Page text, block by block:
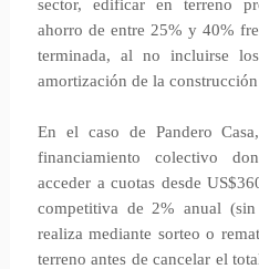
sector, edificar en terreno
ahorro de entre 25% y 40%
terminada, al no incluirse
amortización de la
En el caso de Pandero
financiamiento colectivo
acceder a cuotas desde
competitiva de 2% anual
realiza mediante sorteo o
terreno antes de cancelar el